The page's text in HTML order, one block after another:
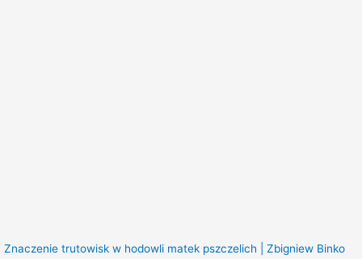
Znaczenie trutowisk w hodowli matek pszczelich | Zbigniew Binko